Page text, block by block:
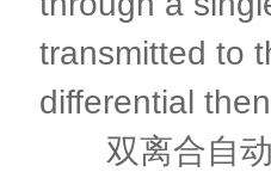
transmitted to
differential
双离合自动